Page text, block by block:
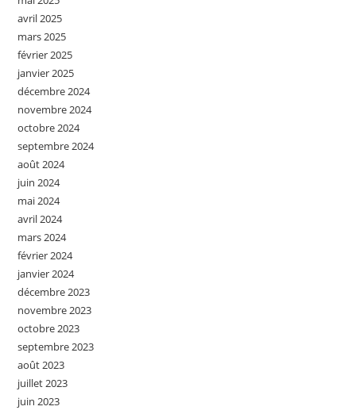
avril 2025
mars 2025
février 2025
janvier 2025
décembre 2024
novembre 2024
octobre 2024
septembre 2024
août 2024
juin 2024
mai 2024
avril 2024
mars 2024
février 2024
janvier 2024
décembre 2023
novembre 2023
octobre 2023
septembre 2023
août 2023
juillet 2023
juin 2023